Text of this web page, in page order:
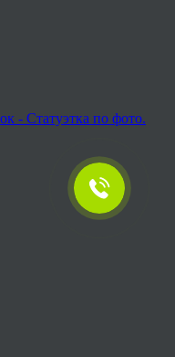
- Статуэтка по фото.